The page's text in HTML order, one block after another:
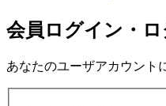
会員ログイン・ロ
あなたのユーザアカウント